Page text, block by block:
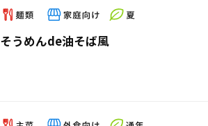
そうめんde油そば風